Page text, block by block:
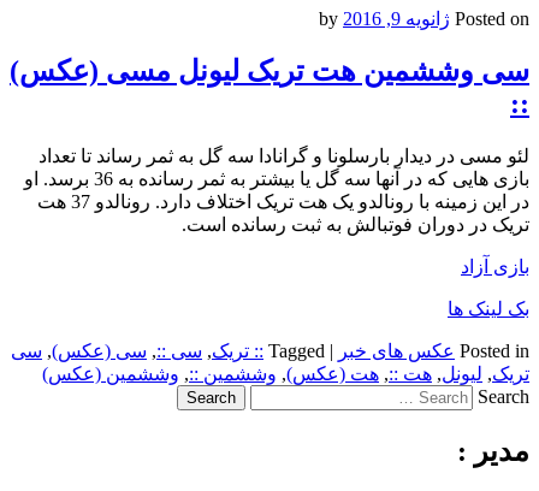
Posted on ژانویه 9, 2016
سی وششمین هت تریک لیونل مسی (عکس)
::
لئو مسی در دیدار بارسلونا و گرانادا سه گل به ثمر رساند تا تعداد
بازی هایی که در آنها سه گل یا بیشتر به ثمر رسانده به 36 برسد. او
در این زمینه با رونالدو یک هت تریک اختلاف دارد. رونالدو 37 هت
تریک در دوران فوتبالش به ثبت رسانده است.
بازی آزاد
بک لینک ها
Posted in عکس های خبر |
Tagged :: تریک, سی ::, سی (عکس), سی
تریک, لیونل, هت ::, هت (عکس), وششمین ::, وششمین (عکس)
Search
مدیر :